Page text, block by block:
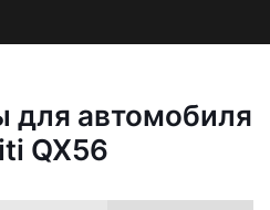
для автомобиля
QX56